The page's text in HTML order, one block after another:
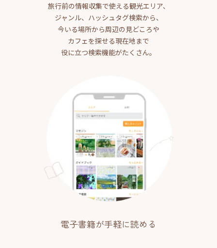
旅行前の情報収集で使える観光エリア、
ジャンル、ハッシュタグ検索から、
今いる場所から周辺の見どころや
カフェを探せる現在地まで
役に立つ検索機能がたくさん。
電子書籍が手軽に読める